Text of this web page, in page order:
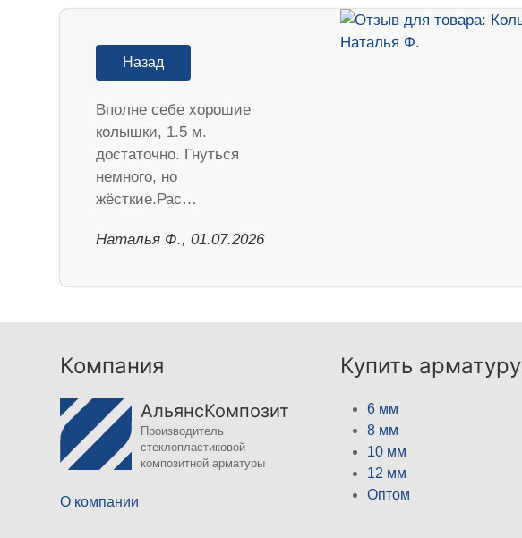
Назад
Вполне себе хорошие
колышки, 1.5 м.
достаточно. Гнуться
немного, но
жёсткие.Рас…
Наталья Ф., 01.07.2026
Компания
АльянсКомпозит
Производитель
стеклопластиковой
композитной арматуры
О компании
Купить арматуру
6 мм
8 мм
10 мм
12 мм
Оптом